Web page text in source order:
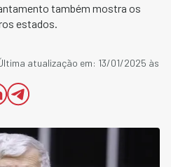
também mostra os
estados.
atualização em: 13/01/2025 às